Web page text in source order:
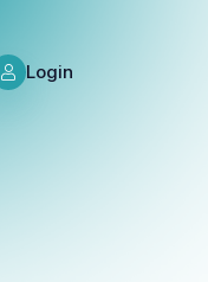
Login